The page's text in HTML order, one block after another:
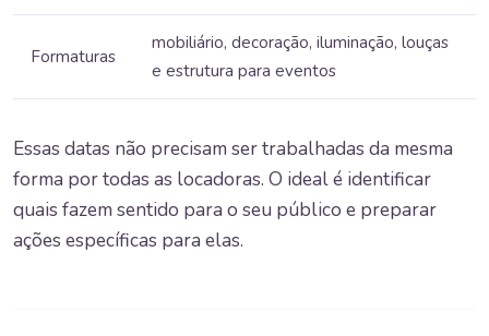
Formaturas
mobiliário, decoração, iluminação, louças
e estrutura para eventos
Essas datas não precisam ser trabalhadas da mesma
forma por todas as locadoras. O ideal é identificar
quais fazem sentido para o seu público e preparar
ações específicas para elas.